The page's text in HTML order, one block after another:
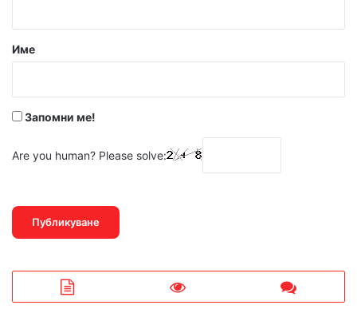
р
Име
Запомни ме!
Are you human? Please solve: